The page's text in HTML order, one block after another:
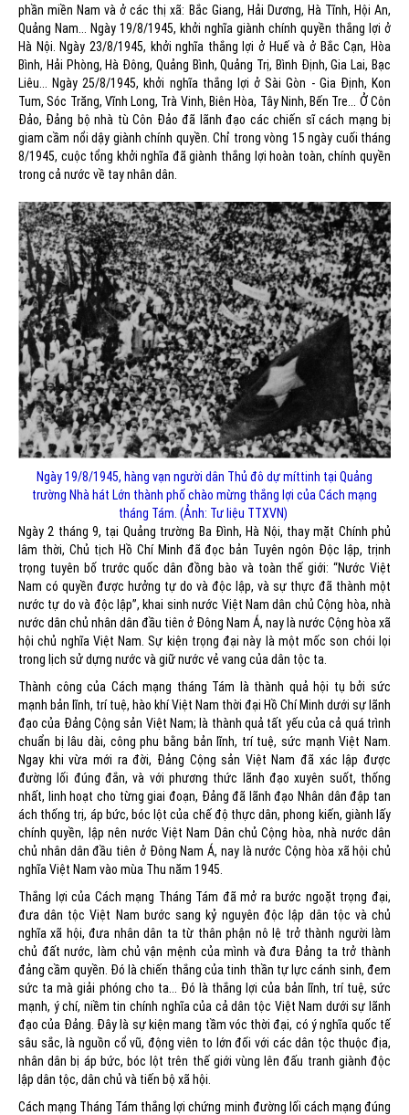
phần miền Nam và ở các thị xã: Bắc Giang, Hải Dương, Hà Tĩnh, Hội An,
Quảng Nam... Ngày 19/8/1945, khởi nghĩa giành chính quyền thắng lợi ở
Hà Nội. Ngày 23/8/1945, khởi nghĩa thắng lợi ở Huế và ở Bắc Cạn, Hòa
Bình, Hải Phòng, Hà Đông, Quảng Bình, Quảng Trị, Bình Định, Gia Lai, Bạc
Liêu... Ngày 25/8/1945, khởi nghĩa thắng lợi ở Sài Gòn - Gia Định, Kon
Tum, Sóc Trăng, Vĩnh Long, Trà Vinh, Biên Hòa, Tây Ninh, Bến Tre... Ở Côn
Đảo, Đảng bộ nhà tù Côn Đảo đã lãnh đạo các chiến sĩ cách mạng bị
giam cầm nổi dậy giành chính quyền. Chỉ trong vòng 15 ngày cuối tháng
8/1945, cuộc tổng khởi nghĩa đã giành thắng lợi hoàn toàn, chính quyền
trong cả nước về tay nhân dân.
Ngày 19/8/1945, hàng vạn người dân Thủ đô dự míttinh tại Quảng
trường Nhà hát Lớn thành phố chào mừng thắng lợi của Cách mạng
tháng Tám. (Ảnh: Tư liệu TTXVN)
Ngày 2 tháng 9, tại Quảng trường Ba Đình, Hà Nội, thay mặt Chính phủ
lâm thời, Chủ tịch Hồ Chí Minh đã đọc bản Tuyên ngôn Độc lập, trịnh
trọng tuyên bố trước quốc dân đồng bào và toàn thế giới: “Nước Việt
Nam có quyền được hưởng tự do và độc lập, và sự thực đã thành một
nước tự do và độc lập”, khai sinh nước Việt Nam dân chủ Cộng hòa, nhà
nước dân chủ nhân dân đầu tiên ở Đông Nam Á, nay là nước Cộng hòa xã
hội chủ nghĩa Việt Nam. Sự kiện trọng đại này là một mốc son chói lọi
trong lịch sử dựng nước và giữ nước vẻ vang của dân tộc ta.
Thành công của Cách mạng tháng Tám là thành quả hội tụ bởi sức
mạnh bản lĩnh, trí tuệ, hào khí Việt Nam thời đại Hồ Chí Minh dưới sự lãnh
đạo của Đảng Cộng sản Việt Nam; là thành quả tất yếu của cả quá trình
chuẩn bị lâu dài, công phu bằng bản lĩnh, trí tuệ, sức mạnh Việt Nam.
Ngay khi vừa mới ra đời, Đảng Cộng sản Việt Nam đã xác lập được
đường lối đúng đắn, và với phương thức lãnh đạo xuyên suốt, thống
nhất, linh hoạt cho từng giai đoạn, Đảng đã lãnh đạo Nhân dân đập tan
ách thống trị, áp bức, bóc lột của chế độ thực dân, phong kiến, giành lấy
chính quyền, lập nên nước Việt Nam Dân chủ Cộng hòa, nhà nước dân
chủ nhân dân đầu tiên ở Đông Nam Á, nay là nước Cộng hòa xã hội chủ
nghĩa Việt Nam vào mùa Thu năm 1945.
Thắng lợi của Cách mạng Tháng Tám đã mở ra bước ngoặt trọng đại,
đưa dân tộc Việt Nam bước sang kỷ nguyên độc lập dân tộc và chủ
nghĩa xã hội, đưa nhân dân ta từ thân phận nô lệ trở thành người làm
chủ đất nước, làm chủ vận mệnh của mình và đưa Đảng ta trở thành
đảng cầm quyền. Đó là chiến thắng của tinh thần tự lực cánh sinh, đem
sức ta mà giải phóng cho ta... Đó là thắng lợi của bản lĩnh, trí tuệ, sức
mạnh, ý chí, niềm tin chính nghĩa của cả dân tộc Việt Nam dưới sự lãnh
đạo của Đảng. Đây là sự kiện mang tầm vóc thời đại, có ý nghĩa quốc tế
sâu sắc, là nguồn cổ vũ, động viên to lớn đối với các dân tộc thuộc địa,
nhân dân bị áp bức, bóc lột trên thế giới vùng lên đấu tranh giành độc
lập dân tộc, dân chủ và tiến bộ xã hội.
Cách mạng Tháng Tám thắng lợi chứng minh đường lối cách mạng đúng